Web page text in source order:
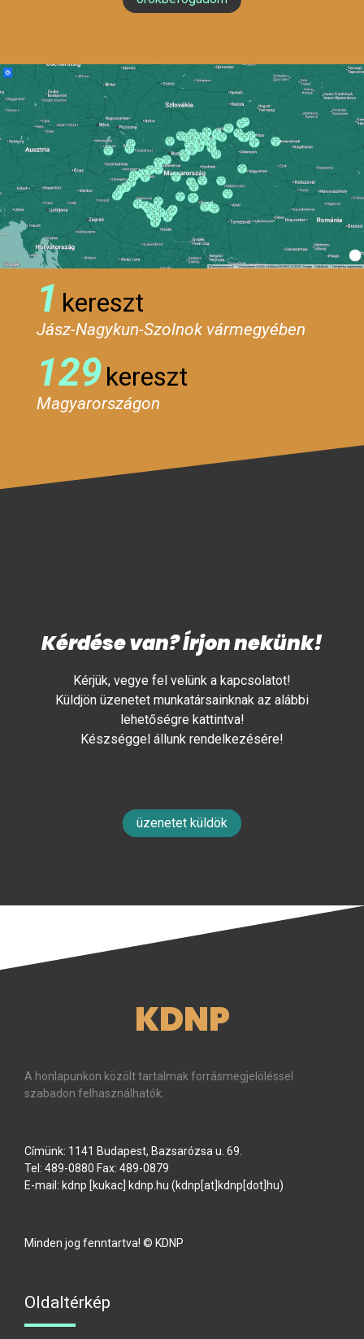
1 kereszt
Jász-Nagykun-Szolnok vármegyében
129kereszt
Magyarországon
Kérdése van? Írjon nekünk!
Kérjük, vegye fel velünk a kapcsolatot!
Küldjön üzenetet munkatársainknak az alábbi
lehetőségre kattintva!
Készséggel állunk rendelkezésére!
üzenetet küldök
KDNP
A honlapunkon közölt tartalmak forrásmegjelöléssel
szabadon felhasználhatók.
Címünk: 1141 Budapest, Bazsarózsa u. 69.
Tel: 489-0880 Fax: 489-0879
E-mail: kdnp [kukac] kdnp.hu (kdnp[at]kdnp[dot]hu)
Minden jog fenntartva! © KDNP
Oldaltérkép